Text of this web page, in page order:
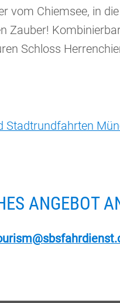
vom Chiemsee, in
Zauber!
Schloss
Stadtrundfahrten
ANGEBOT